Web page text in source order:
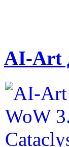
AI-Art